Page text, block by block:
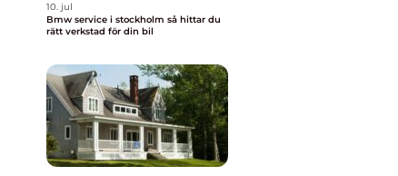
10. jul
Bmw service i stockholm så hittar du
rätt verkstad för din bil